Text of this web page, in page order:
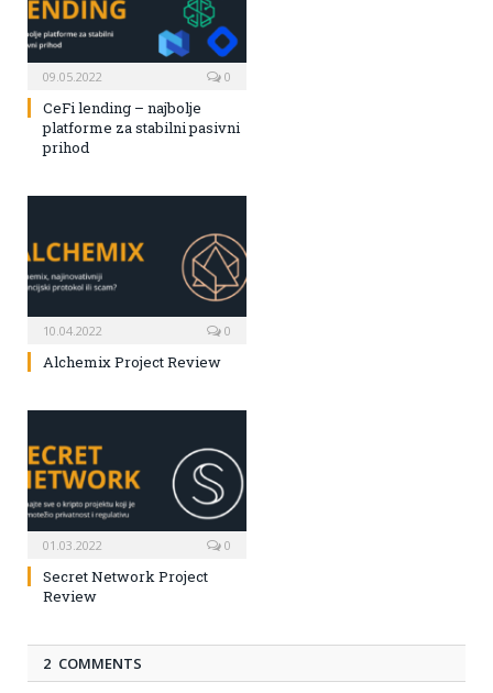
09.05.2022 0
CeFi lending – najbolje
platforme za stabilni pasivni
prihod
10.04.2022 0
Alchemix Project Review
01.03.2022 0
Secret Network Project
Review
2 COMMENTS